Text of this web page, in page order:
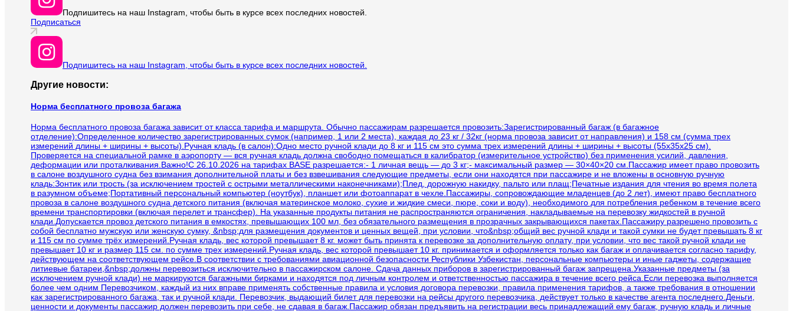
Подпишитесь на наш Instagram, чтобы быть в курсе всех последних новостей.
Подписаться
Подпишитесь на наш Instagram, чтобы быть в курсе всех последних новостей.
Другие новости:
Норма бесплатного провоза багажа
Норма бесплатного провоза багажа зависит от класса тарифа и маршрута. Обычно пассажирам разрешается провозить:Зарегистрированный багаж (в багажное
отделение):Определенное количество зарегистрированных сумок (например, 1 или 2 места), каждая до 23 кг / 32кг (норма провоза зависит от направления) и 158 см (сумма трех
измерений длины + ширины + высоты).Ручная кладь (в салон):Одно место ручной клади до 8 кг и 115 см это сумма трех измерений длины + ширины + высоты (55х35х25 см).
Проверяется на специальной рамке в аэропорту — вся ручная кладь должна свободно помещаться в калибратор (измерительное устройство) без применения усилий, давления,
деформации или проталкивания.Важно!С 26.10.2026 на тарифах BASE разрешается:- 1 личная вещь — до 3 кг;- максимальный размер — 30×40×20 см.Пассажир имеет право провозить
в салоне воздушного судна без взимания дополнительной платы и без взвешивания следующие предметы, если они находятся при пассажире и не вложены в основную ручную
кладь:Зонтик или трость (за исключением тростей с острыми металлическими наконечниками);Плед, дорожную накидку, пальто или плащ;Печатные издания для чтения во время полета
в разумном объеме;Портативный персональный компьютер (ноутбук), планшет или фотоаппарат в чехле.Пассажиры, сопровождающие младенцев (до 2 лет), имеют право бесплатного
провоза в салоне воздушного судна детского питания (включая материнское молоко, сухие и жидкие смеси, пюре, соки и воду), необходимого для потребления ребенком в течение всего
времени транспортировки (включая перелет и трансфер). На указанные продукты питания не распространяются ограничения, накладываемые на перевозку жидкостей в ручной
клади.Допускается провоз детского питания в емкостях, превышающих 100 мл, без обязательного размещения в прозрачных закрывающихся пакетах.Пассажиру разрешено провозить с
собой бесплатно мужскую или женскую сумку, &nbsp;для размещения документов и ценных вещей, при условии, что&nbsp;общий вес ручной клади и такой сумки не будет превышать 8 кг
и 115 см по сумме трёх измерений.Ручная кладь, вес которой превышает 8 кг. может быть принята к перевозке за дополнительную оплату, при условии, что вес такой ручной клади не
превышает 10 кг и размер 115 см. по сумме трех измерений.Ручная кладь, вес которой превышает 10 кг. принимается и оформляется только как багаж и оплачивается согласно тарифу,
действующем на соответствующем рейсе.В соответствии с требованиями авиационной безопасности Республики Узбекистан, персональные компьютеры и иные гаджеты, содержащие
литиевые батареи,&nbsp;должны перевозиться исключительно в пассажирском салоне. Сдача данных приборов в зарегистрированный багаж запрещена.Указанные предметы (за
исключением ручной клади) не маркируются багажными бирками и находятся под личным контролем и ответственностью пассажира в течение всего рейса.Если перевозка выполняется
более чем одним Перевозчиком, каждый из них вправе применять собственные правила и условия договора перевозки, правила применения тарифов, а также требования в отношении
как зарегистрированного багажа, так и ручной клади. Перевозчик, выдающий билет для перевозки на рейсы другого перевозчика, действует только в качестве агента последнего.Деньги,
ценности и документы пассажир должен перевозить при себе, не сдавая в багаж.Пассажир обязан предъявить на регистрации весь принадлежащий ему багаж, ручную кладь и личные